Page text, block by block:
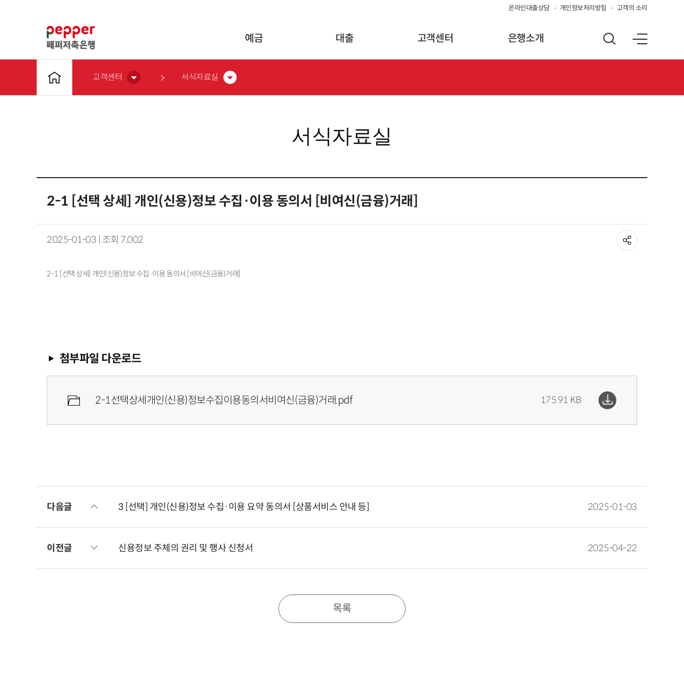
온라인대출상담 개인정보처리방침 고객의 소리
예금 대출 고객센터 은행소개
고객센터 서식자료실
서식자료실
2-1 [선택 상세] 개인(신용)정보 수집·이용 동의서 [비여신(금융)거래]
2025-01-03 | 조회 7,002
2-1 [선택 상세] 개인(신용)정보 수집·이용 동의서 [비여신(금융)거래]
첨부파일 다운로드
2-1선택상세개인(신용)정보수집이용동의서비여신(금융)거래.pdf 175.91 KB
다음글 3 [선택] 개인(신용)정보 수집·이용 요약 동의서 [상품서비스 안내 등] 2025-01-03
이전글 신용정보 주체의 권리 및 행사 신청서 2025-04-22
목록